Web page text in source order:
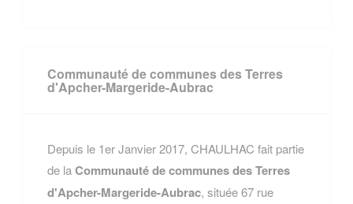
Communauté de communes des Terres
d'Apcher-Margeride-Aubrac
Depuis le 1er Janvier 2017, CHAULHAC fait partie
de laCommunauté de communes des Terres
d'Apcher-Margeride-Aubrac, située 67 rue